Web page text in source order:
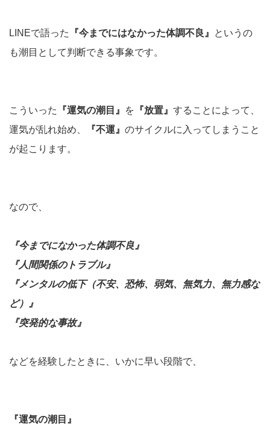
LINEで語った 『今までにはなかった体調不良』
というの
も潮目として判断できる事象です。
こういった 『運気の潮目』 を 『放置』 することによって、
運気が乱れ始め、
『不運』 のサイクルに入ってしまうこと
が起こります。
なので、
『今までになかった体調不良』
『人間関係のトラブル』
『メンタルの低下（不安、恐怖、弱気、無気力、無力感な
ど）』
『突発的な事故』
などを経験したときに、いかに早い段階で、
『運気の潮目』